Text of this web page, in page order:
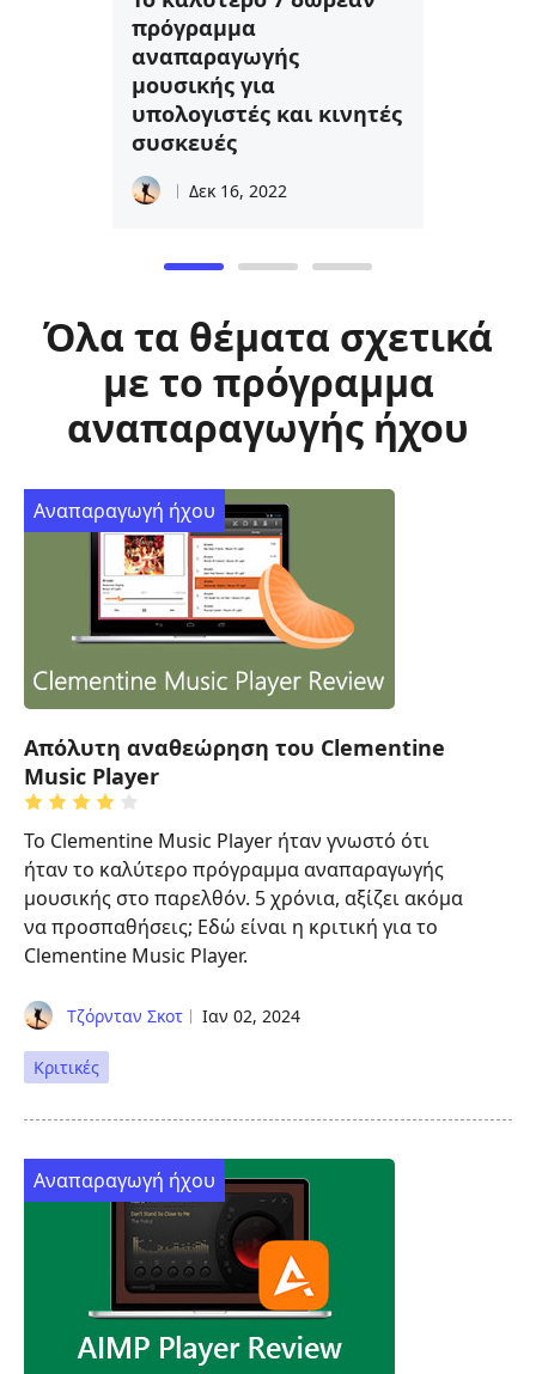
πρόγραμμα
αναπαραγωγής
μουσικής για
υπολογιστές και κινητές
συσκευές
Δεκ 16, 2022
Όλα τα θέματα σχετικά
με το πρόγραμμα
αναπαραγωγής ήχου
Αναπαραγωγή ήχου
Απόλυτη αναθεώρηση του Clementine
Music Player
Το Clementine Music Player ήταν γνωστό ότι
ήταν το καλύτερο πρόγραμμα αναπαραγωγής
μουσικής στο παρελθόν. 5 χρόνια, αξίζει ακόμα
να προσπαθήσεις; Εδώ είναι η κριτική για το
Clementine Music Player.
Τζόρνταν Σκοτ Ιαν 02, 2024
Κριτικές
Αναπαραγωγή ήχου